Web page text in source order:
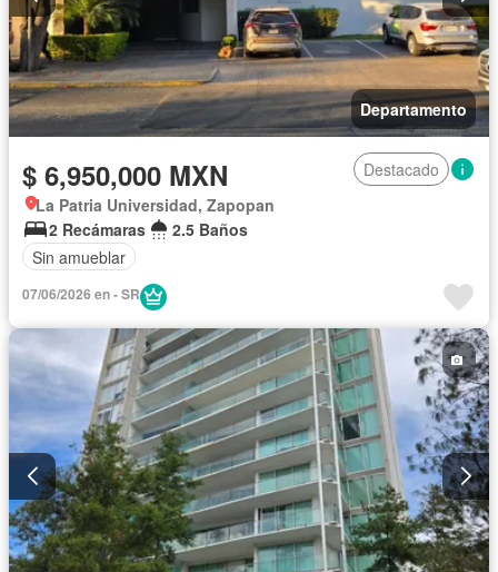
Departamento
$ 6,950,000 MXN
Destacado
La Patria Universidad, Zapopan
2 Recámaras
2.5 Baños
Sin amueblar
07/06/2026 en - SR